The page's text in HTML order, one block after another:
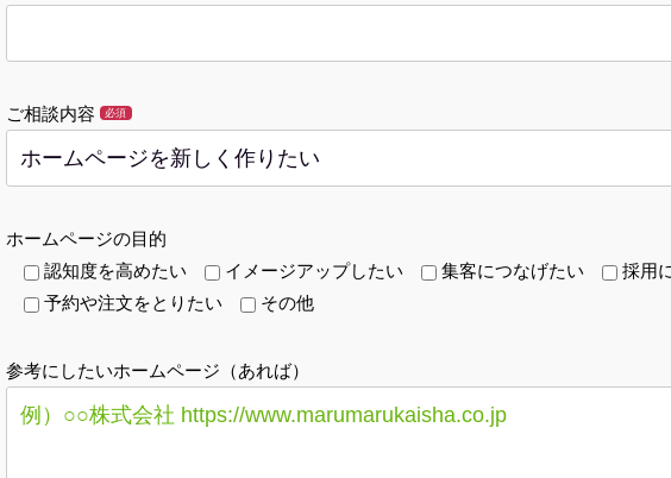
ご相談内容 必須
ホームページの目的
認知度を高めたい
イメージアップしたい 集客につなげたい
採用
予約や注文をとりたい
その他
参考にしたいホームページ（あれば）